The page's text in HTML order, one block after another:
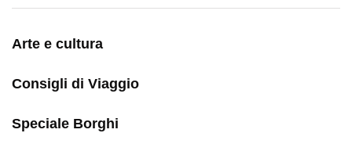
Arte e cultura
Consigli di Viaggio
Speciale Borghi